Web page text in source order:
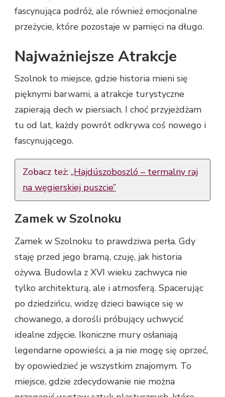
fascynująca podróż, ale również emocjonalne
przeżycie, które pozostaje w pamięci na długo.
Najważniejsze Atrakcje
Szolnok to miejsce, gdzie historia mieni się
pięknymi barwami, a atrakcje turystyczne
zapierają dech w piersiach. I choć przyjeżdżam
tu od lat, każdy powrót odkrywa coś nowego i
fascynującego.
Zobacz też: „Hajdúszoboszló – termalny raj
na węgierskiej puszcie”
Zamek w Szolnoku
Zamek w Szolnoku to prawdziwa perła. Gdy
staję przed jego bramą, czuję, jak historia
ożywa. Budowla z XVI wieku zachwyca nie
tylko architekturą, ale i atmosferą. Spacerując
po dziedzińcu, widzę dzieci bawiące się w
chowanego, a dorośli próbujący uchwycić
idealne zdjęcie. Ikoniczne mury osłaniają
legendarne opowieści, a ja nie mogę się oprzeć,
by opowiedzieć je wszystkim znajomym. To
miejsce, gdzie zdecydowanie nie można